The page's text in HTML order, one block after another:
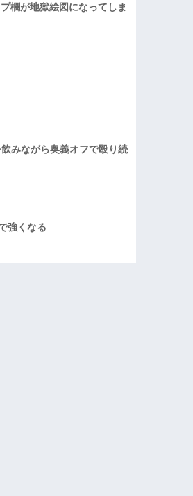
欄が地獄絵図になってしま
みながら奥義オフで殴り続
強くなる